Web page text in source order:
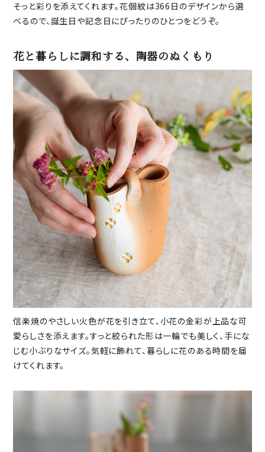
そっと彩りを添えてくれます。花個紋は366日のデザインから選
べるので、誕生日や記念日にぴったりのひとつをどうぞ。
花と暮らしに調和する、陶器のぬくもり
信楽焼のやさしい火色が花を引き立て、小花の金彩が上品な可
愛らしさを添えます。すっと絞られた形は一輪でも美しく、手にな
じむ小ぶりなサイズ。気軽に飾れて、暮らしに花のある時間を届
けてくれます。